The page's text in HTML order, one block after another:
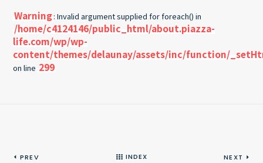
Warning: Invalid argument supplied for foreach() in
/home/c4124146/public_html/about.piazza-
life.com/wp/wp-
content/themes/delaunay/assets/inc/function/
on line 299
PREV INDEX NEXT